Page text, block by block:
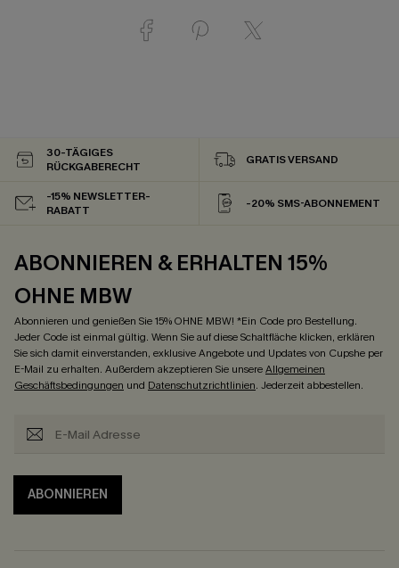
30-TÄGIGES
RÜCKGABERECHT
GRATIS VERSAND
-15% NEWSLETTER-
RABATT
-20% SMS-ABONNEMENT
ABONNIEREN & ERHALTEN 15%
OHNE MBW
Abonnieren und genießen Sie 15% OHNE MBW! *Ein Code pro Bestellung.
Jeder Code ist einmal gültig. Wenn Sie auf diese Schaltfläche klicken, erklären
Sie sich damit einverstanden, exklusive Angebote und Updates von Cupshe per
E-Mail zu erhalten. Außerdem akzeptieren Sie unsereAllgemeinen
Geschäftsbedingungen und Datenschutzrichtlinien. Jederzeit abbestellen.
ABONNIEREN